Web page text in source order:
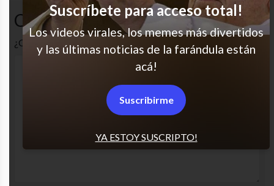
Comentarios
¿Cuál es tu opinión? Comenta!
YA ESTOY SUSCRIPTO!
Suscríbete para acceso total!
Los videos virales, los memes más divertidos
y las últimas noticias de la farándula están
acá!
Suscribirme